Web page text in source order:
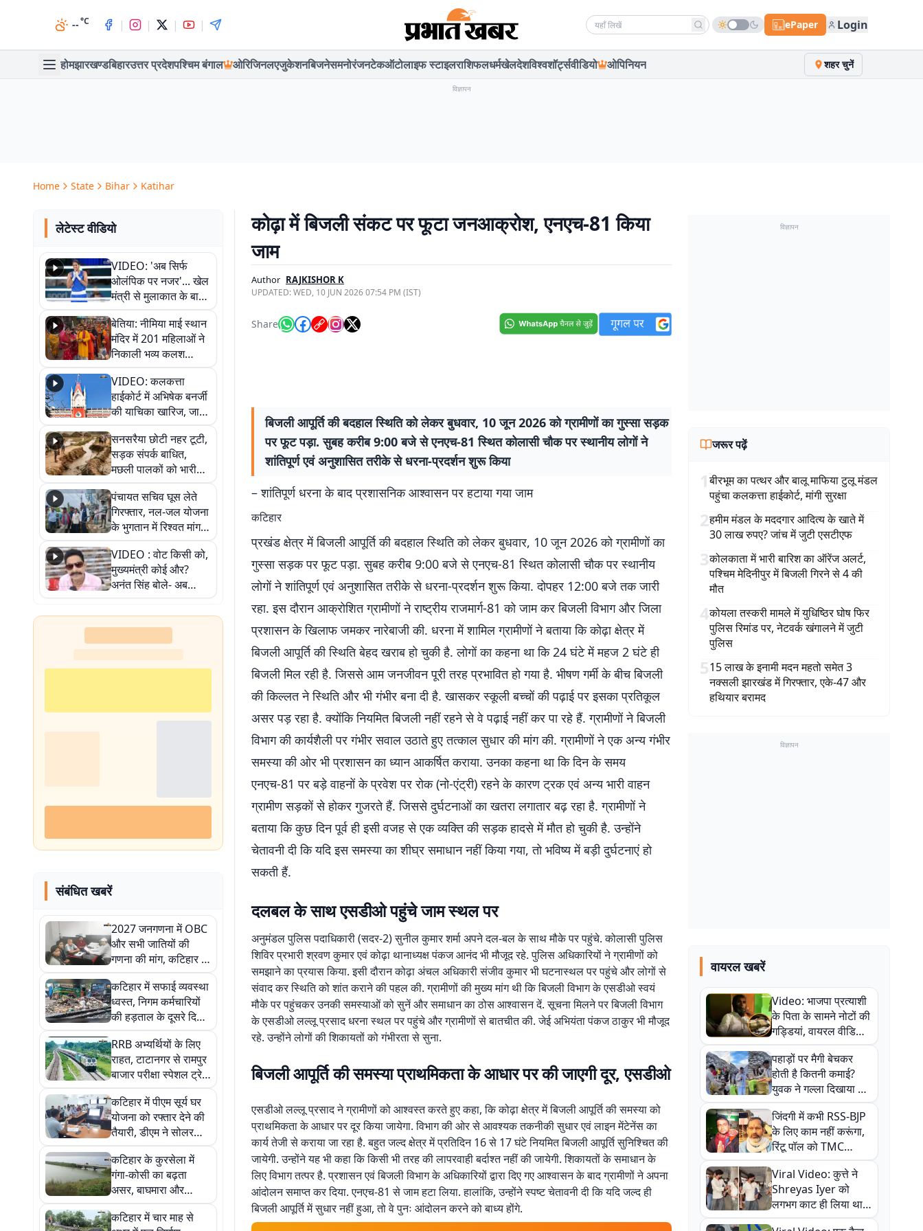
--°C | | | | Search news ePaper Login
होमझारखण्डबिहारउत्तर प्रदेशपश्चिम बंगाल ओरिजिनलएजुकेशनबिजनेसमनोरंजनटेकऑटोलाइफ स्टाइलराशिफलधर्मखेलदेशविश्वशॉर्ट्सवीडियो ओपिनियन शहर चुनें
विज्ञापन
Home State Bihar Katihar
लेटेस्ट वीडियो
VIDEO: 'अब सिर्फ
ओलंपिक पर नजर'... खेल
मंत्री से मुलाकात के बाद
जैसमीन लंबोरिया का बड़ा
बयान
बेतिया: नीमिया माई स्थान
मंदिर में 201 महिलाओं ने
निकाली भव्य कलश
शोभायात्रा, शिवलिंग
प्राण-प्रतिष्ठा महोत्सव
शुरू
VIDEO: कलकत्ता
हाईकोर्ट में अभिषेक बनर्जी
की याचिका खारिज, जानें
क्या है पूरा मामला
सनसरैया छोटी नहर टूटी,
सड़क संपर्क बाधित,
मछली पालकों को भारी
नुकसान
पंचायत सचिव घूस लेते
गिरफ्तार, नल-जल योजना
के भुगतान में रिश्वत मांगना
पड़ा भारी
VIDEO : वोट किसी को,
मुख्यमंत्री कोई और?
अनंत सिंह बोले- अब
जनता हर चुनाव में देगी
जवाब
संबंधित खबरें
2027 जनगणना में OBC
और सभी जातियों की
गणना की मांग, कटिहार से
उठी नई आवाज
कटिहार में सफाई व्यवस्था
ध्वस्त, निगम कर्मचारियों
की हड़ताल के दूसरे दिन
214 टन कचरा सड़कों
पर जमा
RRB अभ्यर्थियों के लिए
राहत, टाटानगर से रामपुर
बाजार परीक्षा स्पेशल ट्रेन
का परिचालन 15 अगस्त
तक जारी
कटिहार में पीएम सूर्य घर
योजना को रफ्तार देने की
तैयारी, डीएम ने सोलर
संयंत्र स्थापना और
प्रचार-प्रसार पर दिया
जोर
कटिहार के कुरसेला में
गंगा-कोसी का बढ़ता
असर, बाघमारा और
दियारा क्षेत्र में बाढ़ का
फैलाव तेज, किसानों की
कटिहार में चार माह से
कोढ़ा में बिजली संकट पर फूटा जनआक्रोश, एनएच-81 किया
जाम
Author RAJKISHOR K
UPDATED:WED, 10 JUN 2026 07:54 PM (IST)
Share
बिजली आपूर्ति की बदहाल स्थिति को लेकर बुधवार, 10 जून 2026 को ग्रामीणों का गुस्सा सड़क
पर फूट पड़ा. सुबह करीब 9:00 बजे से एनएच-81 स्थित कोलासी चौक पर स्थानीय लोगों ने
शांतिपूर्ण एवं अनुशासित तरीके से धरना-प्रदर्शन शुरू किया
– शांतिपूर्ण धरना के बाद प्रशासनिक आश्वासन पर हटाया गया जाम
कटिहार
प्रखंड क्षेत्र में बिजली आपूर्ति की बदहाल स्थिति को लेकर बुधवार, 10 जून 2026 को ग्रामीणों का
गुस्सा सड़क पर फूट पड़ा. सुबह करीब 9:00 बजे से एनएच-81 स्थित कोलासी चौक पर स्थानीय
लोगों ने शांतिपूर्ण एवं अनुशासित तरीके से धरना-प्रदर्शन शुरू किया. दोपहर 12:00 बजे तक जारी
रहा. इस दौरान आक्रोशित ग्रामीणों ने राष्ट्रीय राजमार्ग-81 को जाम कर बिजली विभाग और जिला
प्रशासन के खिलाफ जमकर नारेबाजी की. धरना में शामिल ग्रामीणों ने बताया कि कोढ़ा क्षेत्र में
बिजली आपूर्ति की स्थिति बेहद खराब हो चुकी है. लोगों का कहना था कि 24 घंटे में महज 2 घंटे ही
बिजली मिल रही है. जिससे आम जनजीवन पूरी तरह प्रभावित हो गया है. भीषण गर्मी के बीच बिजली
की किल्लत ने स्थिति और भी गंभीर बना दी है. खासकर स्कूली बच्चों की पढ़ाई पर इसका प्रतिकूल
असर पड़ रहा है. क्योंकि नियमित बिजली नहीं रहने से वे पढ़ाई नहीं कर पा रहे हैं. ग्रामीणों ने बिजली
विभाग की कार्यशैली पर गंभीर सवाल उठाते हुए तत्काल सुधार की मांग की. ग्रामीणों ने एक अन्य गंभीर
समस्या की ओर भी प्रशासन का ध्यान आकर्षित कराया. उनका कहना था कि दिन के समय
एनएच-81 पर बड़े वाहनों के प्रवेश पर रोक (नो-एंट्री) रहने के कारण ट्रक एवं अन्य भारी वाहन
ग्रामीण सड़कों से होकर गुजरते हैं. जिससे दुर्घटनाओं का खतरा लगातार बढ़ रहा है. ग्रामीणों ने
बताया कि कुछ दिन पूर्व ही इसी वजह से एक व्यक्ति की सड़क हादसे में मौत हो चुकी है. उन्होंने
चेतावनी दी कि यदि इस समस्या का शीघ्र समाधान नहीं किया गया, तो भविष्य में बड़ी दुर्घटनाएं हो
सकती हैं.
दलबल के साथ एसडीओ पहुंचे जाम स्थल पर
अनुमंडल पुलिस पदाधिकारी (सदर-2) सुनील कुमार शर्मा अपने दल-बल के साथ मौके पर पहुंचे. कोलासी पुलिस
शिविर प्रभारी श्रवण कुमार एवं कोढ़ा थानाध्यक्ष पंकज आनंद भी मौजूद रहे. पुलिस अधिकारियों ने ग्रामीणों को
समझाने का प्रयास किया. इसी दौरान कोढ़ा अंचल अधिकारी संजीव कुमार भी घटनास्थल पर पहुंचे और लोगों से
संवाद कर स्थिति को शांत कराने की पहल की. ग्रामीणों की मुख्य मांग थी कि बिजली विभाग के एसडीओ स्वयं
मौके पर पहुंचकर उनकी समस्याओं को सुनें और समाधान का ठोस आश्वासन दें. सूचना मिलने पर बिजली विभाग
के एसडीओ लल्लू प्रसाद धरना स्थल पर पहुंचे और ग्रामीणों से बातचीत की. जेई अभियंता पंकज ठाकुर भी मौजूद
रहे. उन्होंने लोगों की शिकायतों को गंभीरता से सुना.
बिजली आपूर्ति की समस्या प्राथमिकता के आधार पर की जाएगी दूर, एसडीओ
एसडीओ लल्लू प्रसाद ने ग्रामीणों को आश्वस्त करते हुए कहा, कि कोढ़ा क्षेत्र में बिजली आपूर्ति की समस्या को
प्राथमिकता के आधार पर दूर किया जायेगा. विभाग की ओर से आवश्यक तकनीकी सुधार एवं लाइन मेंटेनेंस का
कार्य तेजी से कराया जा रहा है. बहुत जल्द क्षेत्र में प्रतिदिन 16 से 17 घंटे नियमित बिजली आपूर्ति सुनिश्चित की
जायेगी. उन्होंने यह भी कहा कि किसी भी तरह की लापरवाही बर्दाश्त नहीं की जायेगी. शिकायतों के समाधान के
लिए विभाग तत्पर है. प्रशासन एवं बिजली विभाग के अधिकारियों द्वारा दिए गए आश्वासन के बाद ग्रामीणों ने अपना
आंदोलन समाप्त कर दिया. एनएच-81 से जाम हटा लिया. हालांकि, उन्होंने स्पष्ट चेतावनी दी कि यदि जल्द ही
बिजली आपूर्ति में सुधार नहीं हुआ, तो वे पुनः आंदोलन करने को बाध्य होंगे.
विज्ञापन
जरूर पढ़ें
1बीरभूम का पत्थर और बालू माफिया टुलू मंडल
पहुंचा कलकत्ता हाईकोर्ट, मांगी सुरक्षा
2हमीम मंडल के मददगार आदित्य के खाते में
30 लाख रुपए? जांच में जुटी एसटीएफ
3कोलकाता में भारी बारिश का ऑरेंज अलर्ट,
पश्चिम मेदिनीपुर में बिजली गिरने से 4 की
मौत
4कोयला तस्करी मामले में युधिष्ठिर घोष फिर
पुलिस रिमांड पर, नेटवर्क खंगालने में जुटी
पुलिस
515 लाख के इनामी मदन महतो समेत 3
नक्सली झारखंड में गिरफ्तार, एके-47 और
हथियार बरामद
विज्ञापन
वायरल खबरें
Video: भाजपा प्रत्याशी
के पिता के सामने नोटों की
गड्डियां, वायरल वीडियो
से राजनीति में उबाल,
अजित महतो बोले- TMC
की गंदी चाल
पहाड़ों पर मैगी बेचकर
होती है कितनी कमाई?
युवक ने गल्ला दिखाया तो
नौकरी वालों के खड़े हो गए
कान
जिंदगी में कभी RSS-BJP
के लिए काम नहीं करूंगा,
रिंटू पॉल को TMC
ऑफिस में ले जाकर पीटा,
Video वायरल
Viral Video: कुत्ते ने
Shreyas Iyer को
लगभग काट ही लिया था,
न्यूजीलैंड सीरीज से पहले